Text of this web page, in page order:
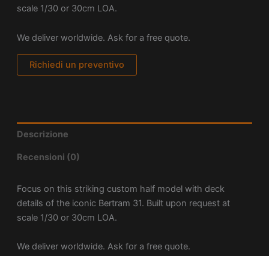
scale 1/30 or 30cm LOA.
We deliver worldwide. Ask for a free quote.
Richiedi un preventivo
Descrizione
Recensioni (0)
Focus on this striking custom half model with deck
details of the iconic Bertram 31. Built upon request at
scale 1/30 or 30cm LOA.
We deliver worldwide. Ask for a free quote.